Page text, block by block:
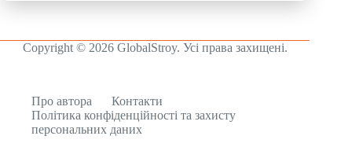
Copyright © 2026 GlobalStroy. Усі права захищені.
Про автора
Контакти
Політика конфіденційності та захисту
персональних даних